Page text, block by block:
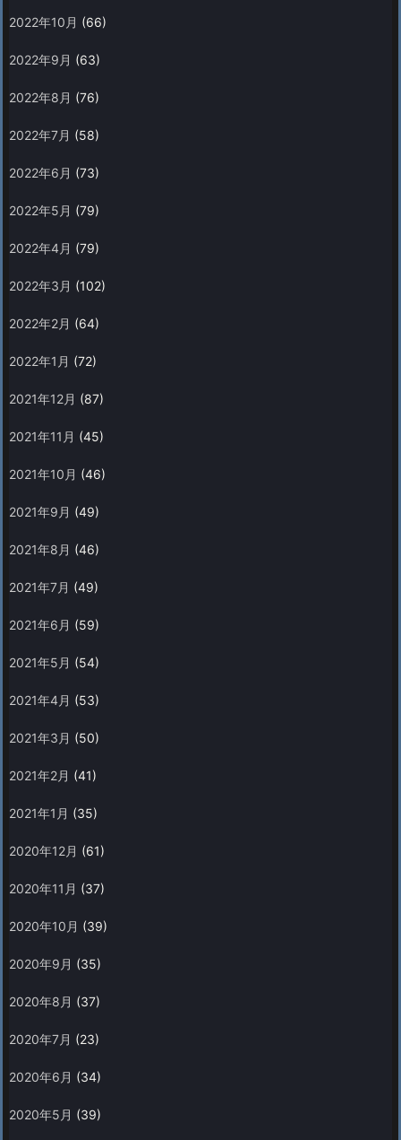
2022年10月 (66)
2022年9月 (63)
2022年8月 (76)
2022年7月 (58)
2022年6月 (73)
2022年5月 (79)
2022年4月 (79)
2022年3月 (102)
2022年2月 (64)
2022年1月 (72)
2021年12月 (87)
2021年11月 (45)
2021年10月 (46)
2021年9月 (49)
2021年8月 (46)
2021年7月 (49)
2021年6月 (59)
2021年5月 (54)
2021年4月 (53)
2021年3月 (50)
2021年2月 (41)
2021年1月 (35)
2020年12月 (61)
2020年11月 (37)
2020年10月 (39)
2020年9月 (35)
2020年8月 (37)
2020年7月 (23)
2020年6月 (34)
2020年5月 (39)